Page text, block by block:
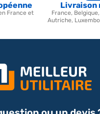
France et
Livraison
France,
Autriche,